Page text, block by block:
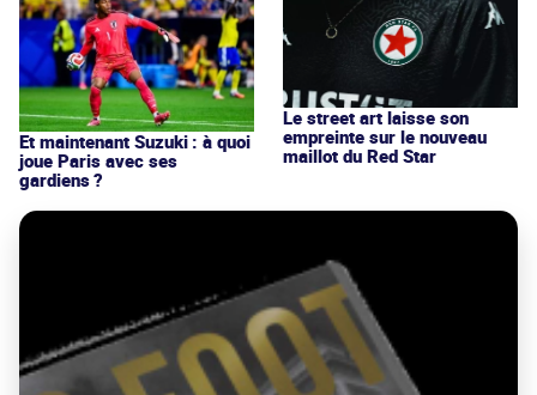
Et maintenant Suzuki : à quoi
joue Paris avec ses
gardiens ?
Le street art laisse son
empreinte sur le nouveau
maillot du Red Star